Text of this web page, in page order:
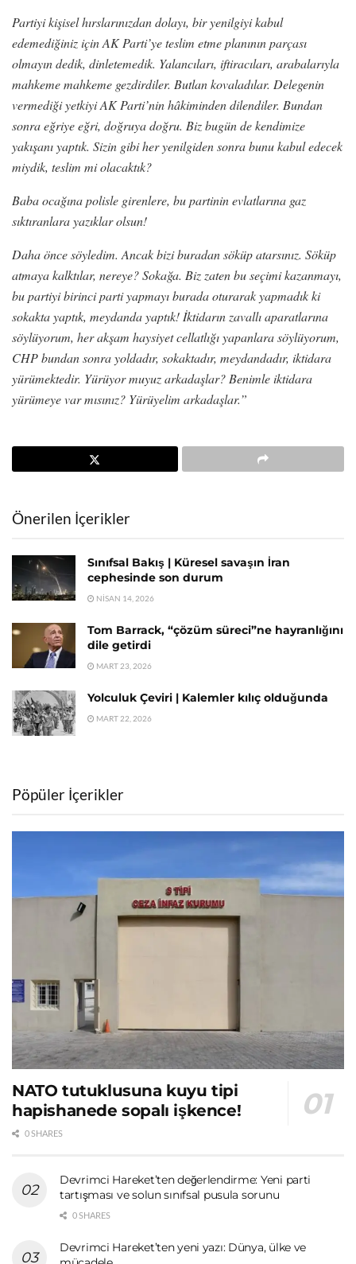
Partiyi kişisel hırslarınızdan dolayı, bir yenilgiyi kabul
edemediğiniz için AK Parti’ye teslim etme planının parçası
olmayın dedik, dinletemedik. Yalancıları, iftiracıları, arabalarıyla
mahkeme mahkeme gezdirdiler. Butlan kovaladılar. Delegenin
vermediği yetkiyi AK Parti’nin hâkiminden dilendiler. Bundan
sonra eğriye eğri, doğruya doğru. Biz bugün de kendimize
yakışanı yaptık. Sizin gibi her yenilgiden sonra bunu kabul edecek
miydik, teslim mi olacaktık?
Baba ocağına polisle girenlere, bu partinin evlatlarına gaz
sıktıranlara yazıklar olsun!
Daha önce söyledim. Ancak bizi buradan söküp atarsınız. Söküp
atmaya kalktılar, nereye? Sokağa. Biz zaten bu seçimi kazanmayı,
bu partiyi birinci parti yapmayı burada oturarak yapmadık ki
sokakta yaptık, meydanda yaptık! İktidarın zavallı aparatlarına
söylüyorum, her akşam haysiyet cellatlığı yapanlara söylüyorum,
CHP bundan sonra yoldadır, sokaktadır, meydandadır, iktidara
yürümektedir. Yürüyor muyuz arkadaşlar? Benimle iktidara
yürümeye var mısınız? Yürüyelim arkadaşlar.”
Önerilen İçerikler
Sınıfsal Bakış | Küresel savaşın İran
cephesinde son durum
NISAN 14, 2026
Tom Barrack, “çözüm süreci”ne hayranlığını
dile getirdi
MART 23, 2026
Yolculuk Çeviri | Kalemler kılıç olduğunda
MART 22, 2026
Pöpüler İçerikler
NATO tutuklusuna kuyu tipi
hapishanede sopalı işkence!
0 SHARES
Devrimci Hareket’ten değerlendirme: Yeni parti
tartışması ve solun sınıfsal pusula sorunu
0 SHARES
Devrimci Hareket’ten yeni yazı: Dünya, ülke ve